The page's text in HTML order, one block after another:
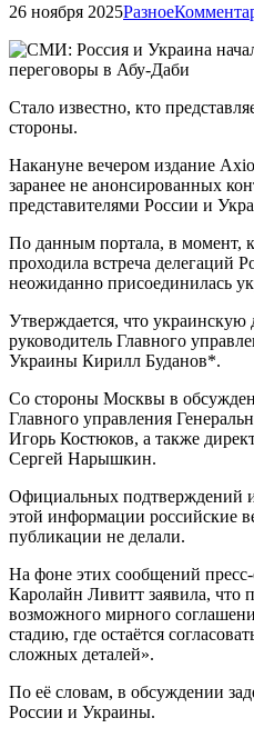
26 ноября 2025Разное
Стало известно, кто
стороны.
Накануне вечером издание
заранее не анонсированных
представителями России и
По данным портала, в момент,
проходила встреча
неожиданно присоединилась
Утверждается, что украинскую
руководитель Главного
Украины Кирилл Буданов*.
Со стороны Москвы в
Главного управления
Игорь Костюков, а также
Сергей Нарышкин.
Официальных подтверждений
этой информации российские
публикации не делали.
На фоне этих сообщений пресс-
Каролайн Ливитт заявила, что
возможного мирного
стадию, где остаётся
сложных деталей».
По её словам, в обсуждении
России и Украины.